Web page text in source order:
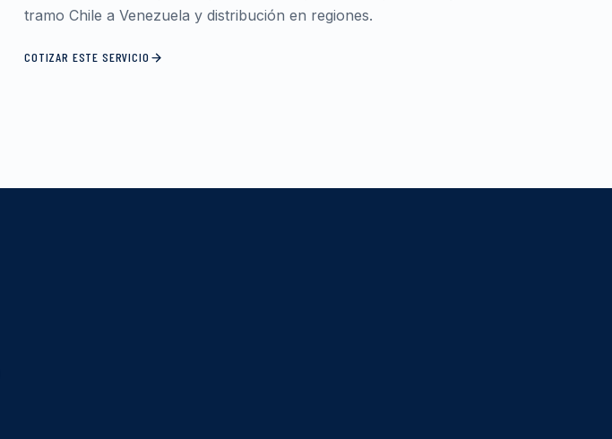
tramo Chile a Venezuela y distribución en regiones.
COTIZAR ESTE SERVICIO